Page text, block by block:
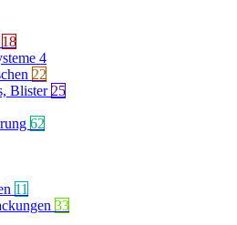
18
4
22
Blister 25
62
11
33